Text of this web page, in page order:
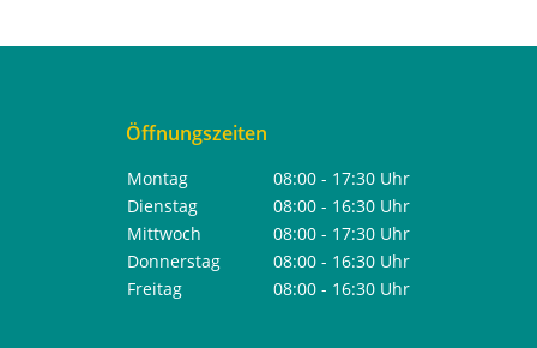
Öffnungszeiten
Montag
08:00 - 17:30 Uhr
Dienstag
08:00 - 16:30 Uhr
Mittwoch
08:00 - 17:30 Uhr
Donnerstag
08:00 - 16:30 Uhr
Freitag
08:00 - 16:30 Uhr